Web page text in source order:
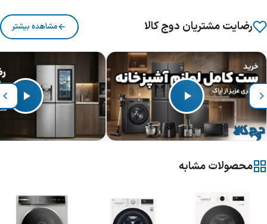
رضایت مشتریان دوج کالا مشاهده بیشتر
محصولات مشابه